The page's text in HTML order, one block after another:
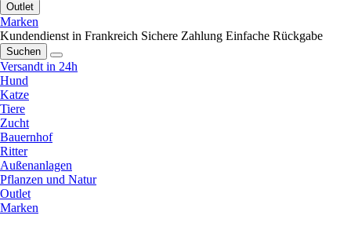
Outlet
Marken
Kundendienst in Frankreich Sichere Zahlung Einfache Rückgabe
Suchen
Versandt in 24h
Hund
Katze
Tiere
Zucht
Bauernhof
Ritter
Außenanlagen
Pflanzen und Natur
Outlet
Marken